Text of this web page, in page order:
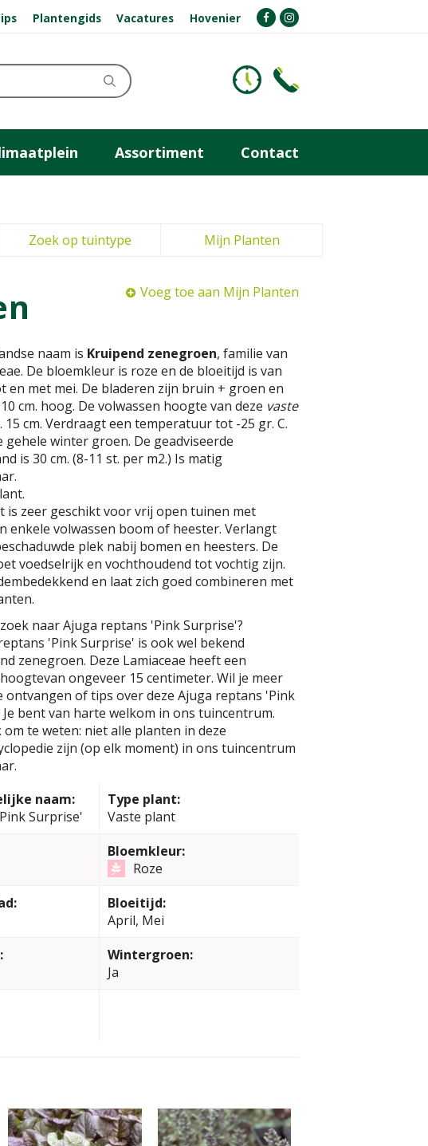
Plantengids Vacatures Hovenier
Assortiment Contact
Zoek op tuintype Mijn Planten
Voeg toe aan Mijn Planten
naam is Kruipend zenegroen, familie van
De bloemkleur is roze en de bloeitijd is van
en met mei. De bladeren zijn bruin + groen en
cm. hoog. De volwassen hoogte van deze vaste
15 cm. Verdraagt een temperatuur tot -25 gr. C.
gehele winter groen. De geadviseerde
is 30 cm. (8-11 st. per m2.) Is matig
is zeer geschikt voor vrij open tuinen met
enkele volwassen boom of heester. Verlangt
plek nabij bomen en heesters. De
voedselrijk en vochthoudend tot vochtig zijn.
en laat zich goed combineren met
naar Ajuga reptans 'Pink Surprise'?
'Pink Surprise' is ook wel bekend
zenegroen. Deze Lamiaceae heeft een
ongeveer 15 centimeter. Wil je meer
ontvangen of tips over deze Ajuga reptans 'Pink
bent van harte welkom in ons tuincentrum.
te weten: niet alle planten in deze
zijn (op elk moment) in ons tuincentrum
naam:
Surprise'
Type plant:
Vaste plant
Bloemkleur:
Roze
Bloeitijd:
April, Mei
Wintergroen:
Ja